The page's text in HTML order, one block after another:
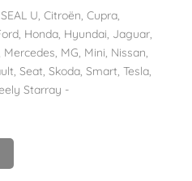
U,Citroën,Cupra,
, Honda, Hyundai, Jaguar,
Mercedes, MG, Mini, Nissan,
,Seat,Skoda,Smart,Tesla,
Starray -